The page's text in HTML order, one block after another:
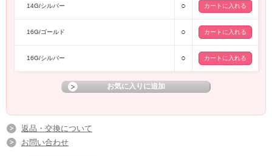
14G/シルバー ○
16G/ゴールド ○
16G/シルバー ○
返品・交換について
お問い合わせ